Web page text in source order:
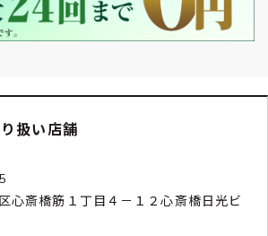
扱い店舗
心斎橋筋１丁目４－１２心斎橋日光ビ